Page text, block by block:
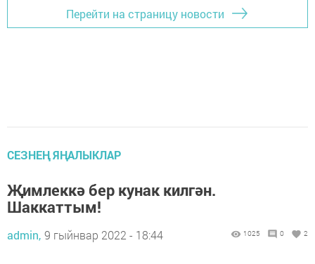
Перейти на страницу новости
СЕЗНЕҢ ЯҢАЛЫКЛАР
Җимлеккә бер кунак килгән.
Шаккаттым!
admin, 9 гыйнвар 2022 - 18:44 1025 0 2